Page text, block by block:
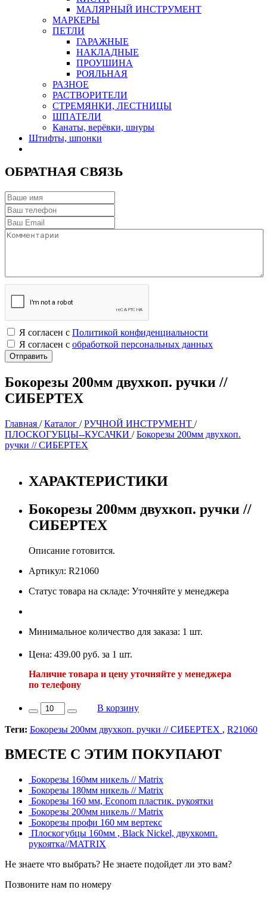
МАЛЯРНЫЙ ИНСТРУМЕНТ
МАРКЕРЫ
ПЕТЛИ
ГАРАЖНЫЕ
НАКЛАДНЫЕ
ПРОУШИНА
РОЯЛЬНАЯ
РАЗНОЕ
РАСТВОРИТЕЛИ
СТРЕМЯНКИ, ЛЕСТНИЦЫ
ШПАТЕЛИ
Канаты, верёвки, шнуры
Штифты, шпонки
ОБРАТНАЯ СВЯЗЬ
Я согласен с Политикой конфиденциальности
Я согласен с обработкой персональных данных
Бокорезы 200мм двухкоп. ручки //
СИБЕРТЕХ
Главная /Каталог /РУЧНОЙ ИНСТРУМЕНТ /
ПЛОСКОГУБЦЫ--КУСАЧКИ /Бокорезы 200мм двухкоп.
ручки // СИБЕРТЕХ
ХАРАКТЕРИСТИКИ
Бокорезы 200мм двухкоп. ручки //
СИБЕРТЕХ
Описание готовится.
Артикул: R21060
Статус товара на складе: Уточняйте у менеджера
Минимальное количество для заказа: 1 шт.
Цена: 439.00 руб. за 1 шт.
Наличие товара и цену уточняйте у менеджера
по телефону
В корзину
Теги: Бокорезы 200мм двухкоп. ручки // СИБЕРТЕХ , R21060
ВМЕСТЕ С ЭТИМ ПОКУПАЮТ
Бокорезы 160мм никель // Matrix
Бокорезы 180мм никель // Matrix
Бокорезы 160 мм, Econom пластик. рукоятки
Бокорезы 200мм никель // Matrix
Бокорезы профи 160 мм вертекс
Плоскогубцы 160мм , Black Nickel, двухкомп.
рукоятка//MATRIX
Не знаете что выбрать? Не знаете подойдет ли это вам?
Позвоните нам по номеру